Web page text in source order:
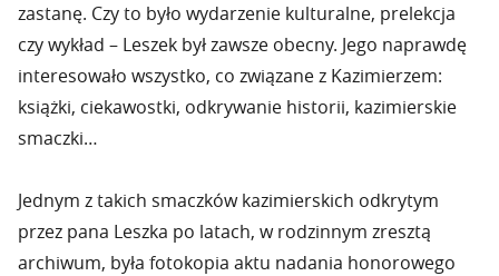
zastanę. Czy to było wydarzenie kulturalne, prelekcja
czy wykład – Leszek był zawsze obecny. Jego naprawdę
interesowało wszystko, co związane z Kazimierzem:
książki, ciekawostki, odkrywanie historii, kazimierskie
smaczki…
Jednym z takich smaczków kazimierskich odkrytym
przez pana Leszka po latach, w rodzinnym zresztą
archiwum, była fotokopia aktu nadania honorowego